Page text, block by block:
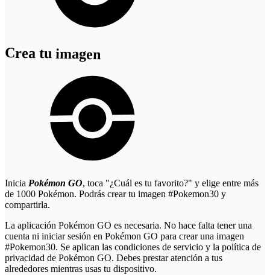
Crea tu imagen
Inicia Pokémon GO, toca "¿Cuál es tu favorito?" y elige entre más
de 1000 Pokémon. Podrás crear tu imagen #Pokemon30 y
compartirla.
La aplicación Pokémon GO es necesaria. No hace falta tener una
cuenta ni iniciar sesión en Pokémon GO para crear una imagen
#Pokemon30. Se aplican las condiciones de servicio y la política de
privacidad de Pokémon GO. Debes prestar atención a tus
alrededores mientras usas tu dispositivo.